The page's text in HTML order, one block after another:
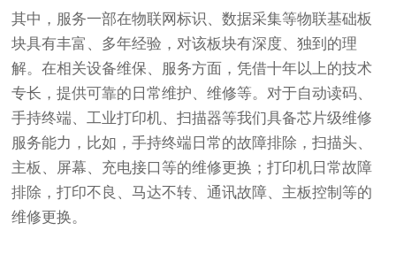
其中，服务一部在物联网标识、数据采集等物联基础板
块具有丰富、多年经验，对该板块有深度、独到的理
解。在相关设备维保、服务方面，凭借十年以上的技术
专长，提供可靠的日常维护、维修等。对于自动读码、
手持终端、工业打印机、扫描器等我们具备芯片级维修
服务能力，比如，手持终端日常的故障排除，扫描头、
主板、屏幕、充电接口等的维修更换；打印机日常故障
排除，打印不良、马达不转、通讯故障、主板控制等的
维修更换。